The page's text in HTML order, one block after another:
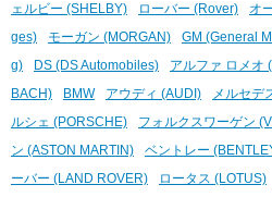
ェルビー (SHELBY)
ローバー (Rover) オ
ges)
モーガン (MORGAN) GM (General
g)
DS (DS Automobiles) アルファ ロメオ
BACH)
BMW アウディ (AUDI) メルセデ
ルシェ (PORSCHE)
フォルクスワーゲン
ン (ASTON MARTIN)
ベントレー
ーバー (LAND ROVER)
ロータス (LOTUS)